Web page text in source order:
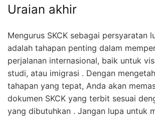
Uraian akhir
Mengurus SKCK sebagai persyaratan
adalah tahapan penting dalam
perjalanan internasional, baik untuk
studi, atau imigrasi . Dengan
tahapan yang tepat, Anda akan
dokumen SKCK yang terbit sesuai
yang dibutuhkan . Jangan lupa untuk